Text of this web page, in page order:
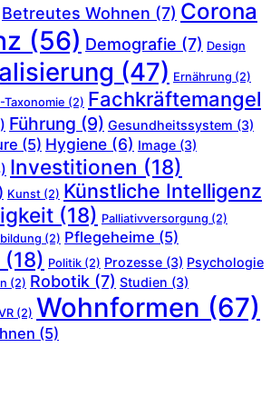
Betreutes Wohnen (7) Corona
(56) Demografie (7) Design
(47) Ernährung (2)
Taxonomie (2) Fachkräftemangel
Führung (9) Gesundheitssystem (3)
(5) Hygiene (6) Image (3)
Investitionen (18)
Kunst (2) Künstliche Intelligenz
(18) Palliativversorgung (2)
(2) Pflegeheime (5)
(18) Politik (2) Prozesse (3) Psychologie
(2) Robotik (7) Studien (3)
(2) Wohnformen (67)
(5)